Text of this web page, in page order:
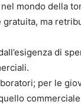
mondo della
ma
di
per le